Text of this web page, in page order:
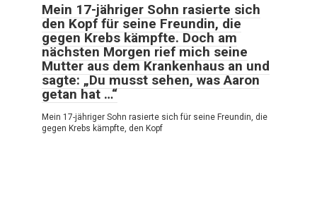
Mein 17-jähriger Sohn rasierte sich
den Kopf für seine Freundin, die
gegen Krebs kämpfte. Doch am
nächsten Morgen rief mich seine
Mutter aus dem Krankenhaus an und
sagte: „Du musst sehen, was Aaron
getan hat …“
Mein 17-jähriger Sohn rasierte sich für seine Freundin, die
gegen Krebs kämpfte, den Kopf